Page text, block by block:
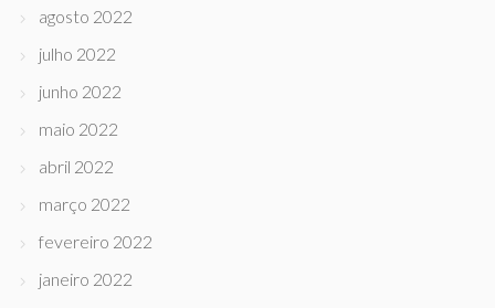
agosto 2022
julho 2022
junho 2022
maio 2022
abril 2022
março 2022
fevereiro 2022
janeiro 2022